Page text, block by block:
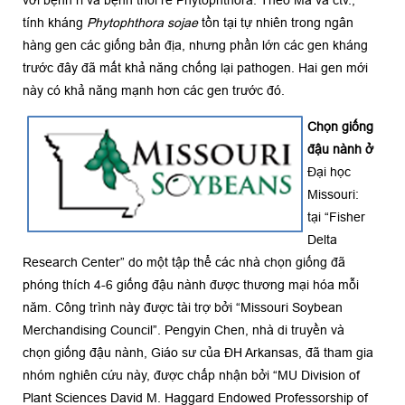
tính kháng Phytophthora sojaetồn tại tự nhiên trong ngân
hàng gen các giống bản địa, nhưng phần lớn các gen kháng
trước đây đã mất khả năng chống lại pathogen. Hai gen mới
này có khả năng mạnh hơn các gen trước đó.
Chọn giống
đậu nành ở
Đại học
Missouri:
tại “Fisher
Delta
Research Center” do một tập thể các nhà chọn giống đã
phóng thích 4-6 giống đậu nành được thương mại hóa mỗi
năm. Công trình này được tài trợ bởi “Missouri Soybean
Merchandising Council”. Pengyin Chen, nhà di truyền và
chọn giống đậu nành, Giáo sư của ĐH Arkansas, đã tham gia
nhóm nghiên cứu này, được chấp nhận bởi “MU Division of
Plant Sciences David M. Haggard Endowed Professorship of